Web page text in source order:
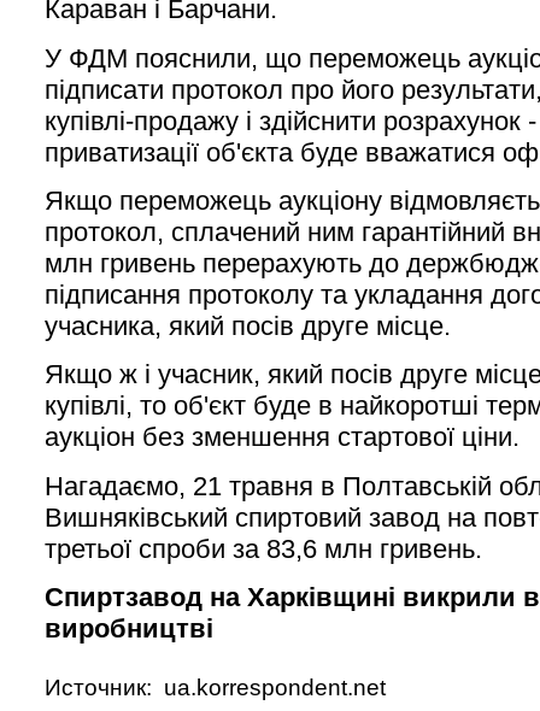
Караван і Барчани.
У ФДМ пояснили, що переможець
підписати протокол про його
купівлі-продажу і здійснити розрахунок
приватизації об'єкта буде вважатися
Якщо переможець аукціону
протокол, сплачений ним гарантійний
млн гривень перерахують до
підписання протоколу та укладання
учасника, який посів друге місце.
Якщо ж і учасник, який посів друге
купівлі, то об'єкт буде в найкоротші
аукціон без зменшення стартової ціни.
Нагадаємо, 21 травня в Полтавській
Вишняківський спиртовий завод на
третьої спроби за 83,6 млн гривень.
Спиртзавод на Харківщині викрили
виробництві
Источник: ua.korrespondent.net